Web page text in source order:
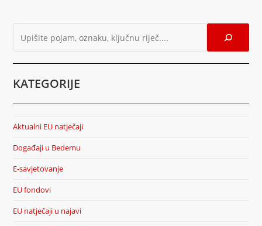
KATEGORIJE
Aktualni EU natječaji
Događaji u Bedemu
E-savjetovanje
EU fondovi
EU natječaji u najavi